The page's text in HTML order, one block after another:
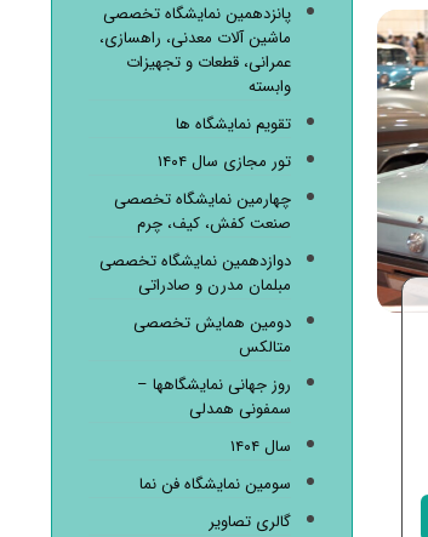
پانزدهمین نمایشگاه تخصصی
ماشین آلات معدنی، راهسازی،
عمرانی، قطعات و تجهیزات
وابسته
تقویم نمایشگاه ها
تور مجازی سال ۱۴۰۴
چهارمین نمایشگاه تخصصی
صنعت کفش، کیف، چرم
دوازدهمین نمایشگاه تخصصی
مبلمان مدرن و صادراتی
دومین همایش تخصصی
متالکس
روز جهانی نمایشگاهها –
سمفونی همدلی
سال ۱۴۰۴
سومین نمایشگاه فن نما
گالری تصاویر